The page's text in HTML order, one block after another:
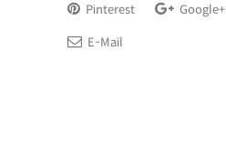
Pinterest Google+
E-Mail